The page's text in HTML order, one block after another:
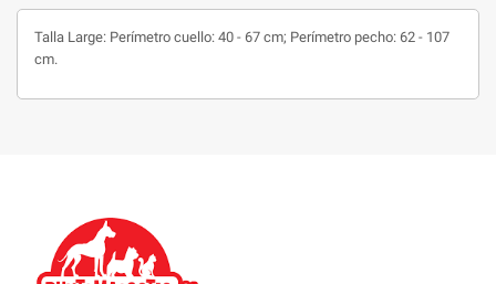
Talla Large: Perímetro cuello: 40 - 67 cm; Perímetro pecho: 62 - 107
cm.